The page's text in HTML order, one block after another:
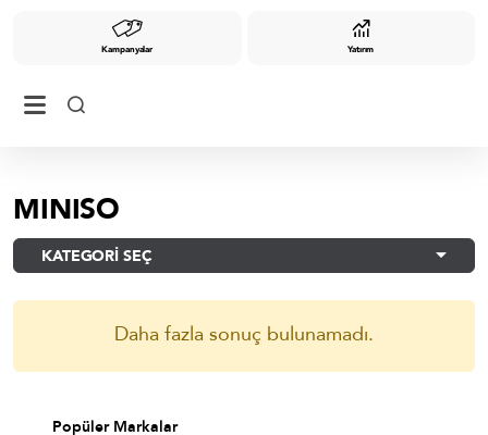
Kampanyalar Yatırım
MINISO
KATEGORİ SEÇ
Daha fazla sonuç bulunamadı.
Popüler Markalar